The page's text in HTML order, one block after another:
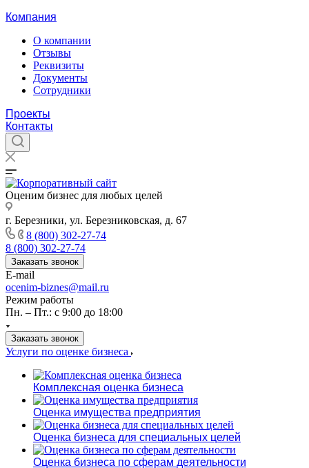
Компания
О компании
Отзывы
Реквизиты
Документы
Сотрудники
Проекты
Контакты
Оценим бизнес для любых целей
г. Березники, ул. Березниковская, д. 67
8 (800) 302-27-74
8 (800) 302-27-74
Заказать звонок
E-mail
ocenim-biznes@mail.ru
Режим работы
Пн. – Пт.: с 9:00 до 18:00
Заказать звонок
Услуги по оценке бизнеса
Комплексная оценка бизнеса
Оценка имущества предприятия
Оценка бизнеса для специальных целей
Оценка бизнеса по сферам деятельности